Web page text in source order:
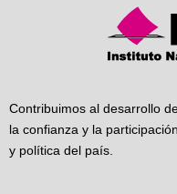
Contribuimos al desarrollo
la confianza y la
y política del país.